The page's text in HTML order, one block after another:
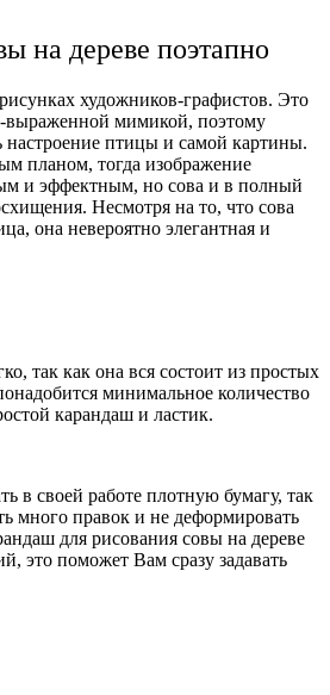
на дереве поэтапно
художников-графистов. Это
выраженной мимикой, поэтому
настроение птицы и самой картины.
планом, тогда изображение
и эффектным, но сова и в полный
Несмотря на то, что сова
она невероятно элегантная и
так как она вся состоит из простых
минимальное количество
карандаш и ластик.
в своей работе плотную бумагу, так
много правок и не деформировать
для рисования совы на дереве
это поможет Вам сразу задавать